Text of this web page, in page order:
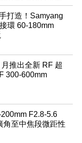
打造！Samyang
環 60-180mm
推出全新 RF 超
300-600mm
F2.8-5.6
角至中焦段微距性